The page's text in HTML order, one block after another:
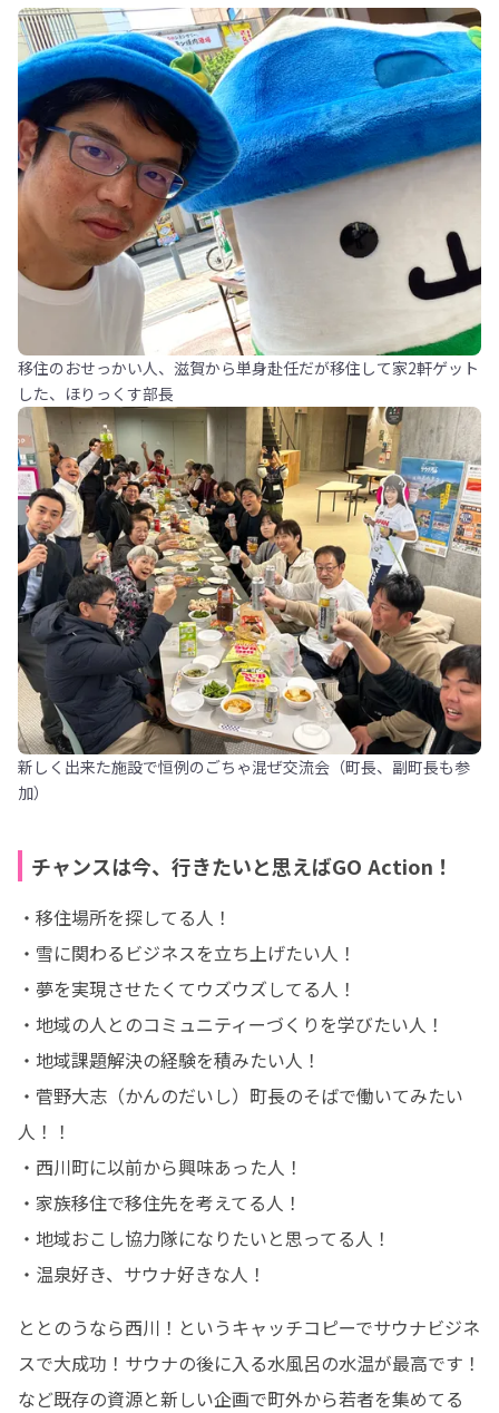
移住のおせっかい人、滋賀から単身赴任だが移住して家2軒ゲット
した、ほりっくす部長
新しく出来た施設で恒例のごちゃ混ぜ交流会（町長、副町長も参
加）
チャンスは今、行きたいと思えばGO Action！
・移住場所を探してる人！
・雪に関わるビジネスを立ち上げたい人！
・夢を実現させたくてウズウズしてる人！
・地域の人とのコミュニティーづくりを学びたい人！
・地域課題解決の経験を積みたい人！
・菅野大志（かんのだいし）町長のそばで働いてみたい
人！！
・西川町に以前から興味あった人！
・家族移住で移住先を考えてる人！
・地域おこし協力隊になりたいと思ってる人！
・温泉好き、サウナ好きな人！
ととのうなら西川！というキャッチコピーでサウナビジネ
スで大成功！サウナの後に入る水風呂の水温が最高です！
など既存の資源と新しい企画で町外から若者を集めてる